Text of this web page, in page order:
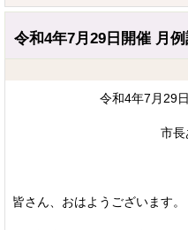
令和4年7月29日開催 月
令和4年7月29
市長
皆さん、おはようございます。